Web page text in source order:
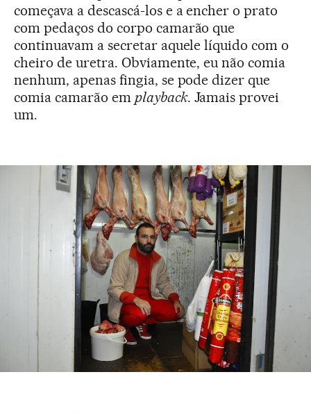
começava a descascá-los e a encher o prato
com pedaços do corpo camarão que
continuavam a secretar aquele líquido com o
cheiro de uretra. Obviamente, eu não comia
nenhum, apenas fingia, se pode dizer que
comia camarão em playback. Jamais provei
um.